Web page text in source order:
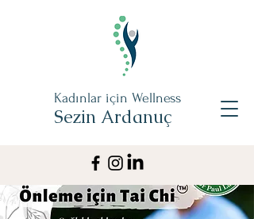
Kadınlar için Wellness
Sezin Ardanuç